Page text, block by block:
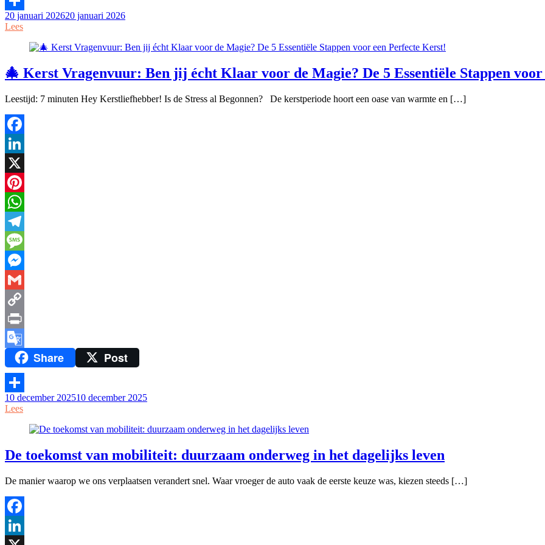
Delen
20 januari 202620 januari 2026
Lees
🎄 Kerst Vragenvuur: Ben jij écht Klaar voor de Magie? De 5 Essentiële Stappen
Leestijd: 7 minuten Hey Kerstliefhebber! Is de Stress al Begonnen? De kerstperiode hoort een oase van warmte en […]
Facebook
LinkedIn
X
Pinterest
WhatsApp
Telegram
Message
Messenger
Gmail
Copy
Link
Print
Google
Translate
Share Post
Delen
10 december 202510 december 2025
Lees
De toekomst van mobiliteit: duurzaam onderweg in het dagelijks leven
De manier waarop we ons verplaatsen verandert snel. Waar vroeger de auto vaak de eerste keuze was, kiezen steeds […]
Facebook